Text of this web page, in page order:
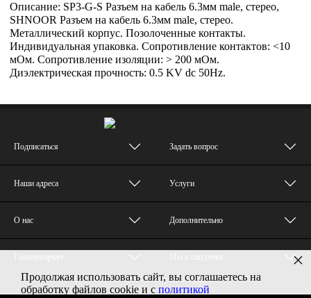
Описание: SP3-G-S Разъем на кабель 6.3мм male, стерео,
SHNOOR Разъем на кабель 6.3мм male, стерео.
Металлический корпус. Позолоченные контакты.
Индивидуальная упаковка. Сопротивление контактов: <10
мОм. Сопротивление изоляции: > 200 мОм.
Диэлектрическая прочность: 0.5 KV dc 50Hz.
Подписаться
Наши адреса
О нас
Задать вопрос
Услуги
Дополнительно
© MUZTON - Все права защищены
Продолжая использовать сайт, вы соглашаетесь на
обработку файлов cookie и с политикой
×